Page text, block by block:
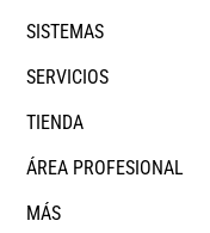
SISTEMAS
SERVICIOS
TIENDA
ÁREA PROFESIONAL
MÁS